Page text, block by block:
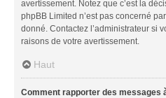
avertissement. Notez que c’est la
phpBB Limited n’est pas concerné
donné. Contactez l’administrateur si
raisons de votre avertissement.
Haut
Comment rapporter des messages